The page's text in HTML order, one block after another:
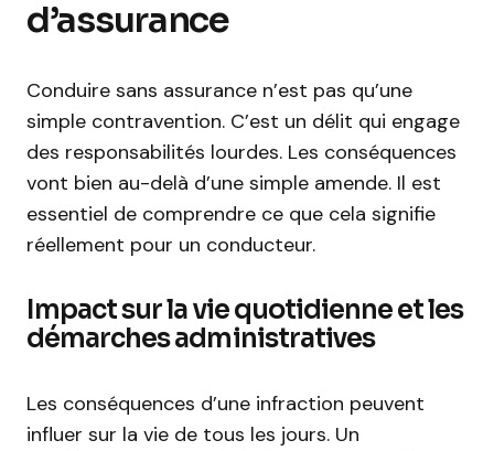
d’assurance
Conduire sans assurance n’est pas qu’une
simple contravention. C’est un délit qui engage
des responsabilités lourdes. Les conséquences
vont bien au-delà d’une simple amende. Il est
essentiel de comprendre ce que cela signifie
réellement pour un conducteur.
Impact sur la vie quotidienne et les
démarches administratives
Les conséquences d’une infraction peuvent
influer sur la vie de tous les jours. Un